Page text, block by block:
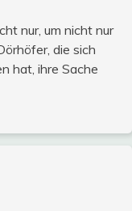
nur, um nicht nur
die sich
hat, ihre Sache